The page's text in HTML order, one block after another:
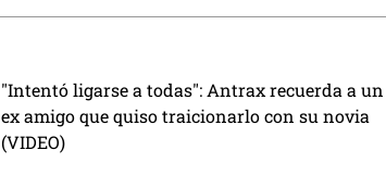
"Intentó ligarse a todas": Antrax recuerda a un
ex amigo que quiso traicionarlo con su novia
(VIDEO)